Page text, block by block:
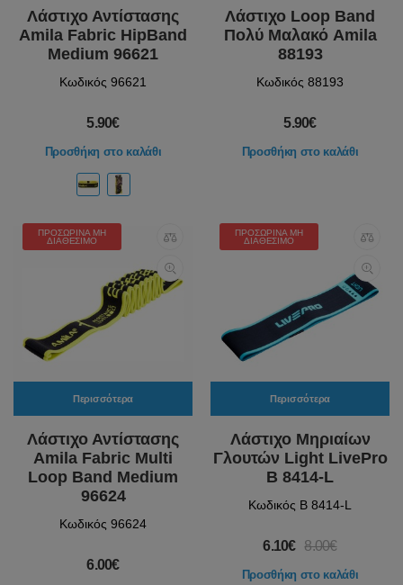
Λάστιχο Αντίστασης
Amila Fabric HipBand
Medium 96621
Κωδικός 96621
5.90€
Προσθήκη στο καλάθι
Λάστιχο Loop Band
Πολύ Μαλακό Amila
88193
Κωδικός 88193
5.90€
Προσθήκη στο καλάθι
ΠΡΟΣΩΡΙΝΆ ΜΗ
ΔΙΑΘΈΣΙΜΟ
Περισσότερα
Λάστιχο Αντίστασης
Amila Fabric Multi
Loop Band Medium
96624
Κωδικός 96624
6.00€
ΠΡΟΣΩΡΙΝΆ ΜΗ
ΔΙΑΘΈΣΙΜΟ
Περισσότερα
Λάστιχο Μηριαίων
Γλουτών Light LivePro
Β 8414-L
Κωδικός Β 8414-L
6.10€ 8.00€
Προσθήκη στο καλάθι